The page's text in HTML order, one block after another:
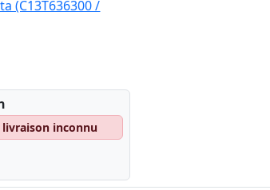
(C13T636300 /
inconnu